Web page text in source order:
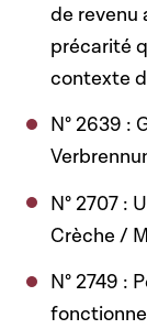
de revenu
précarité
contexte
N° 2639 :
N° 2707 :
Crèche /
N° 2749 :